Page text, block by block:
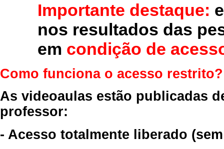
Importante destaque:
nos resultados das
em condição de
Como funciona o acesso restrito?
As videoaulas estão publicadas
professor:
- Acesso totalmente liberado